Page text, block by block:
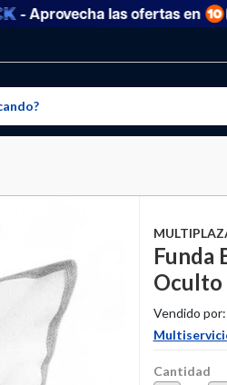
Aprovecha las ofertas en
eliminado correctamente
a tu lista de favoritos
uno nuevo ingresa a “Mi
Funda
Oculto
Vendido por:
Cantidad